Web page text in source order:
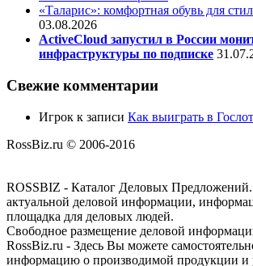
«Таларис»: комфортная обувь для
03.08.2026
ActiveCloud запустил в России
инфраструктуры по подписке
Свежие комментарии
Игрок к записи Как выиграть в
RossBiz.ru © 2006-2016
ROSSBIZ - Каталог Деловых Предложений.
актуальной деловой информации,
площадка для деловых людей.
Свободное размещение деловой
RossBiz.ru - Здесь Вы можете
информацию о производимой продукции и